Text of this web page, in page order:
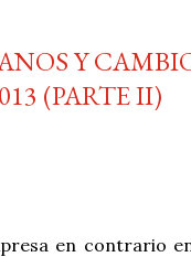
Y
(PARTE II)
en contrario